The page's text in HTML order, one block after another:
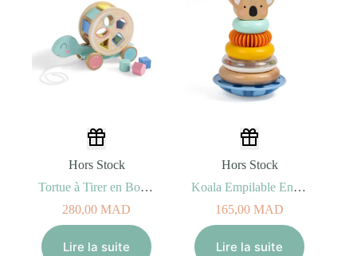
Hors Stock
Tortue à Tirer en Bois Eurekakids
280,00 MAD
Lire la suite
Hors Stock
Koala Empilable En Bois Eurekakids 12M+
165,00 MAD
Lire la suite